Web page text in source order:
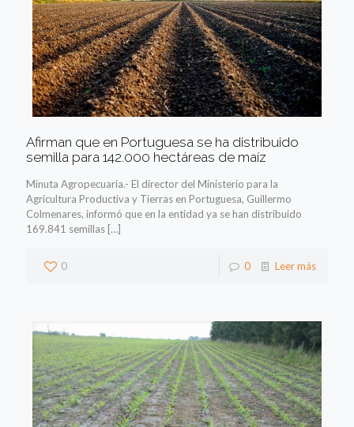
Afirman que en Portuguesa se ha distribuido
semilla para 142.000 hectáreas de maíz
Minuta Agropecuaria.- El director del Ministerio para la
Agricultura Productiva y Tierras en Portuguesa, Guillermo
Colmenares, informó que en la entidad ya se han distribuido
169.841 semillas […]
0 0 Leer más